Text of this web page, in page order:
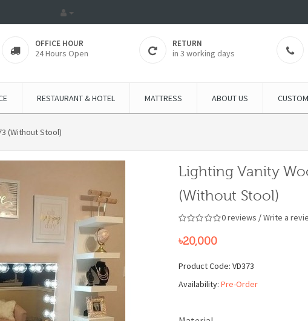
OFFICE HOUR
24 Hours Open
RETURN
in 3 working days
RESTAURANT & HOTEL MATTRESS ABOUT US
(Without Stool)
Lighting Vanity
(Without Stool)
0 reviews /Write a
৳20,000
Product Code: VD373
Availability: Pre-Order